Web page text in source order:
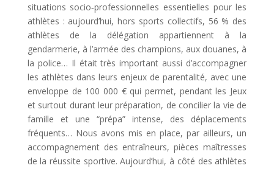
situations socio‑professionnelles essentielles pour les
athlètes : aujourd’hui, hors sports collectifs, 56 % des
athlètes de la délégation appartiennent à la
gendarmerie, à l’armée des champions, aux douanes, à
la police… Il était très important aussi d’accompagner
les athlètes dans leurs enjeux de parentalité, avec une
enveloppe de 100 000 € qui permet, pendant les Jeux
et surtout durant leur préparation, de concilier la vie de
famille et une “prépa” intense, des déplacements
fréquents… Nous avons mis en place, par ailleurs, un
accompagnement des entraîneurs, pièces maîtresses
de la réussite sportive. Aujourd’hui, à côté des athlètes